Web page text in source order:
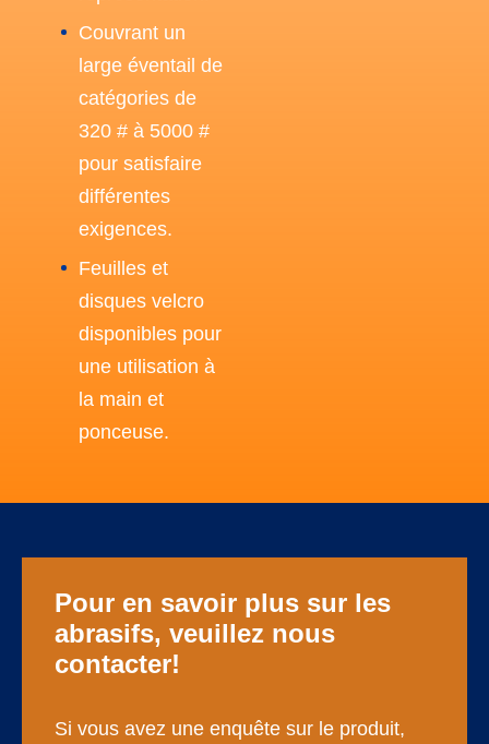
Couvrant un
large éventail de
catégories de
320 # à 5000 #
pour satisfaire
différentes
exigences.
Feuilles et
disques velcro
disponibles pour
une utilisation à
la main et
ponceuse.
Pour en savoir plus sur les
abrasifs, veuillez nous
contacter!
Si vous avez une enquête sur le produit,